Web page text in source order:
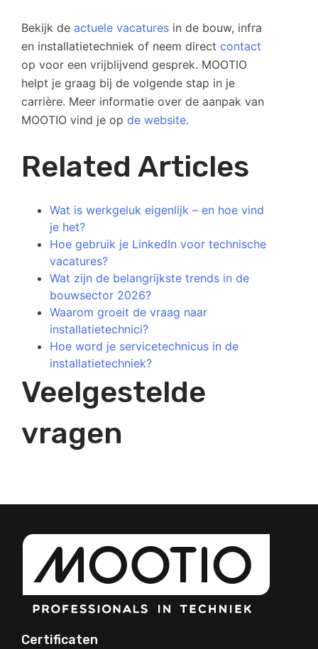
Bekijk de actuele vacatures in de bouw, infra
en installatietechniek of neem direct contact
op voor een vrijblijvend gesprek. MOOTIO
helpt je graag bij de volgende stap in je
carrière. Meer informatie over de aanpak van
MOOTIO vind je op de website.
Related Articles
Wat is werkgeluk eigenlijk – en hoe vind
je het?
Hoe gebruik je LinkedIn voor technische
vacatures?
Wat zijn de belangrijkste trends in de
bouwsector 2026?
Waarom groeit de vraag naar
installatietechnici?
Hoe word je servicetechnicus in de
installatietechniek?
Veelgestelde
vragen
Certificaten